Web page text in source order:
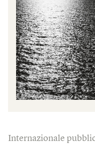
Internazionale